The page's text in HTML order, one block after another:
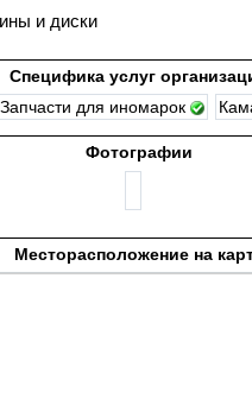
и диски
Специфика услуг
Запчасти для иномарок
Фотографии
Месторасположение на